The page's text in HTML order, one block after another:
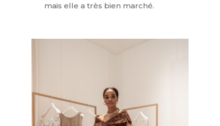
mais elle a très bien marché.
Interviews
Joaillerie